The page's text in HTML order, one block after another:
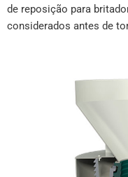
de reposição para
considerados antes de